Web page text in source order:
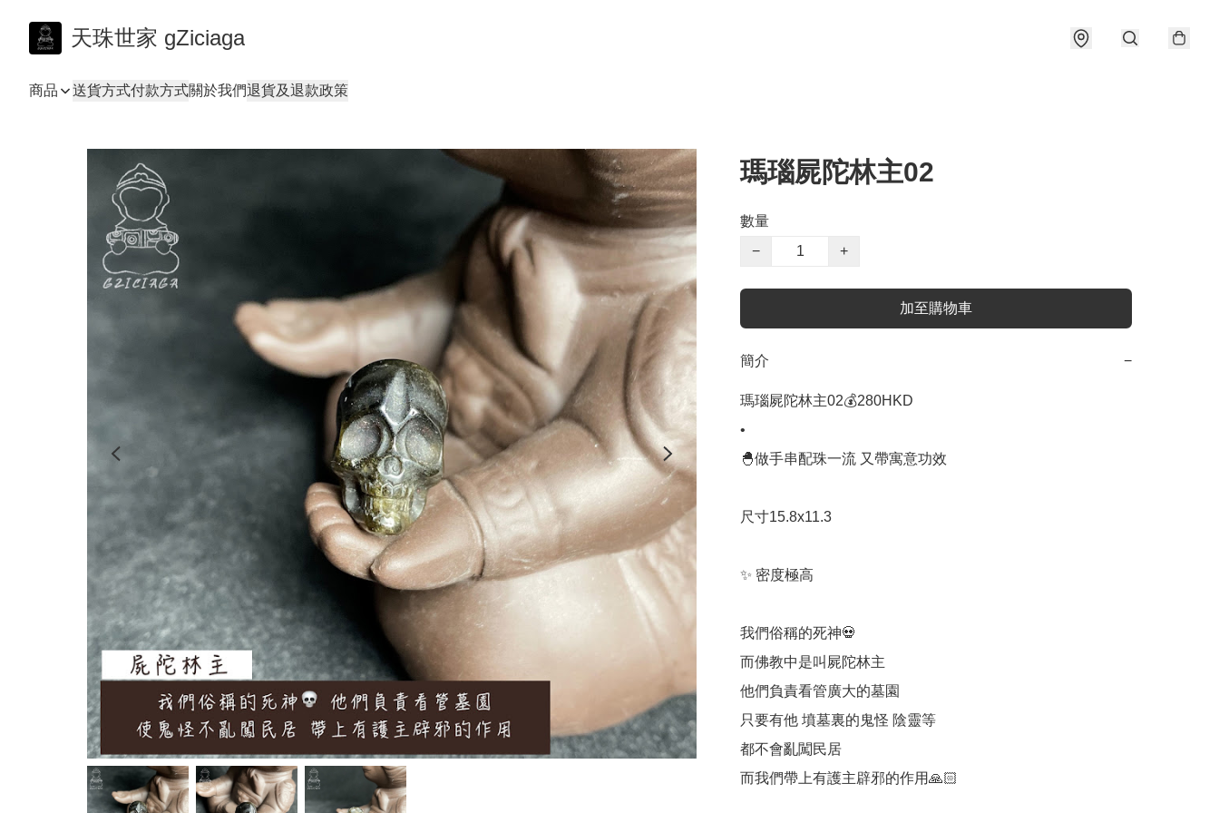
天珠世家 gZiciaga
商品 送貨方式付款方式關於我們退貨及退款政策
瑪瑙屍陀林主02
數量
−
+
加至購物車
簡介 −
瑪瑙屍陀林主02💰280HKD
•
🐣做手串配珠一流 又帶寓意功效
尺寸15.8x11.3
✨ 密度極高
我們俗稱的死神💀
而佛教中是叫屍陀林主
他們負責看管廣大的墓園
只要有他 墳墓裏的鬼怪 陰靈等
都不會亂闖民居
而我們帶上有護主辟邪的作用🙏🏻